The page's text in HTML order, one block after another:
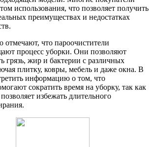
использования, что позволяет получить
преимуществах и недостатках
отмечают, что пароочистители
процесс уборки. Они позволяют
грязь, жир и бактерии с различных
плитку, ковры, мебель и даже окна. В
информацию о том, что
сократить время на уборку, так как
избежать длительного